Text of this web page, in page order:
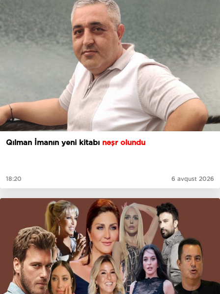
Qılman İmanın yeni kitabı nəşr olundu
18:20 6 avqust 2026